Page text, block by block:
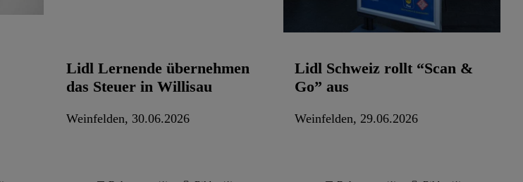
Lidl Lernende übernehmen
das Steuer in Willisau
Weinfelden, 30.06.2026
Lidl Schweiz rollt “Scan &
Go” aus
Weinfelden, 29.06.2026